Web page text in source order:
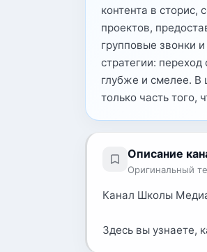
контента в
проектов,
групповые звонки
стратегии:
глубже и смелее. В
только часть
Описание
Оригинальный
Канал Школы
Здесь вы узнаете,